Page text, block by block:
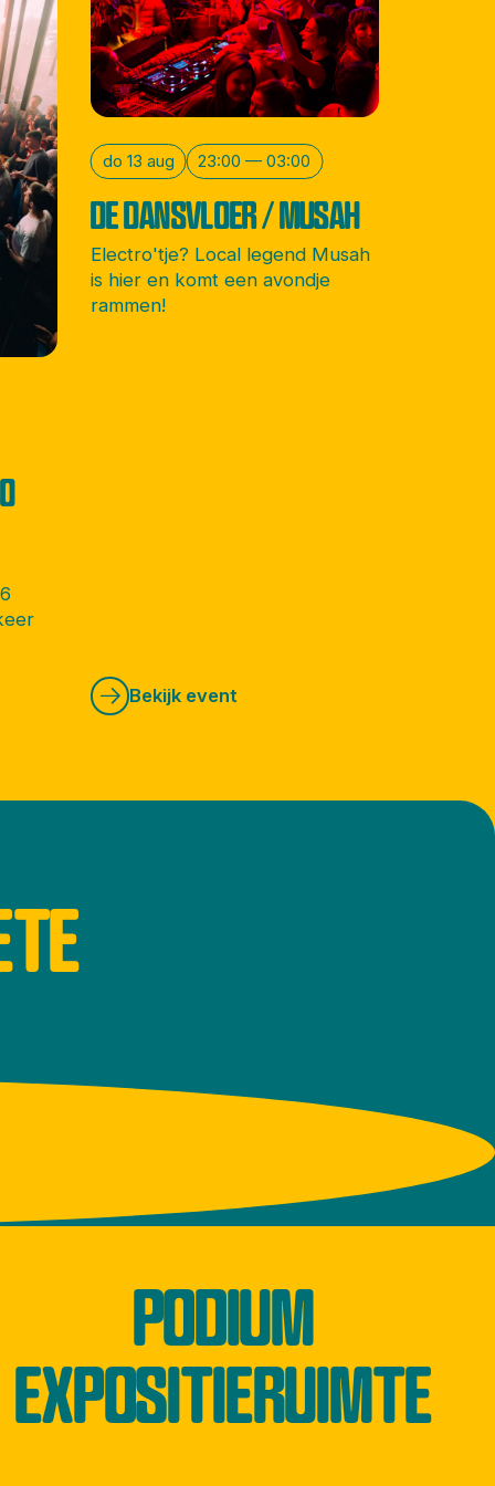
do 13 aug 23:00 — 03:00
DE DANSVLOER / MUSAH
Electro'tje? Local legend Musah
is hier en komt een avondje
rammen!
Bekijk event
PODIUM
EXPOSITIERUIMTE